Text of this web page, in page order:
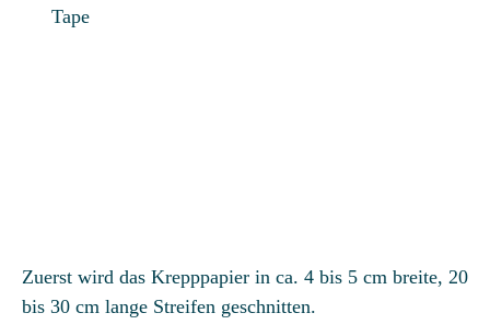
Tape
Zuerst wird das Krepppapier in ca. 4 bis 5 cm breite, 20
bis 30 cm lange Streifen geschnitten.